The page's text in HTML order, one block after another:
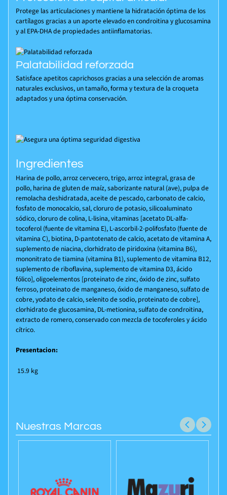
Protege las articulaciones y mantiene la hidratación óptima de los
cartílagos gracias a un aporte elevado en condroitina y glucosamina
y al EPA-DHA de propiedades antiinflamatorias.
Palatabilidad reforzada
Satisface apetitos caprichosos gracias a una selección de aromas
naturales exclusivos, un tamaño, forma y textura de la croqueta
adaptados y una óptima conservación.
Ingredientes
Harina de pollo, arroz cervecero, trigo, arroz integral, grasa de
pollo, harina de gluten de maíz, saborizante natural (ave), pulpa de
remolacha deshidratada, aceite de pescado, carbonato de calcio,
fosfato de monocalcio, sal, cloruro de potasio, silicoaluminato
sódico, cloruro de colina, L-lisina, vitaminas [acetato DL-alfa-
tocoferol (fuente de vitamina E), L-ascorbil-2-polifosfato (fuente de
vitamina C), biotina, D-pantotenato de calcio, acetato de vitamina A,
suplemento de niacina, clorhidrato de piridoxina (vitamina B6),
mononitrato de tiamina (vitamina B1), suplemento de vitamina B12,
suplemento de riboflavina, suplemento de vitamina D3, ácido
fólico], oligoelementos [proteinato de zinc, óxido de zinc, sulfato
ferroso, proteinato de manganeso, óxido de manganeso, sulfato de
cobre, yodato de calcio, selenito de sodio, proteinato de cobre],
clorhidrato de glucosamina, DL-metionina, sulfato de condroitina,
extracto de romero, conservado con mezcla de tocoferoles y ácido
cítrico.
Presentacion:
15.9 kg
Nuestras Marcas